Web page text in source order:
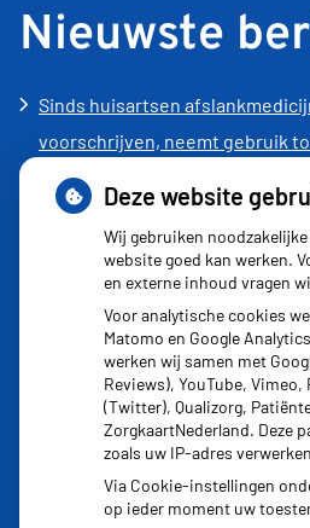
Nieuwste
Sinds huisartsen
voorschrijven, neemt gebruik
Schurft sinds corona geen
uitbraken fors gestegen
Stoppen met
leefstijlaanpassingen weer
Kookadvies drinkwater in
besmetting
Terugroepactie babyvoeding
ziek maken
Deze website
Wij gebruiken
website goed kan werken.
en externe inhoud vragen
Voor analytische cookies
Matomo en Google
werken wij samen met
Reviews), YouTube,
(Twitter), Qualizorg,
ZorgkaartNederland. Deze
zoals uw IP-adres
Via Cookie-instellingen
op ieder moment uw